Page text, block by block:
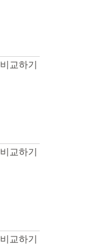
비교하기
비교하기
비교하기